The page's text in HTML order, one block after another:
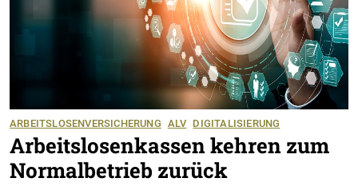
ARBEITSLOSENVERSICHERUNG ALV DIGITALISIERUNG
Arbeitslosenkassen kehren zum
Normalbetrieb zurück